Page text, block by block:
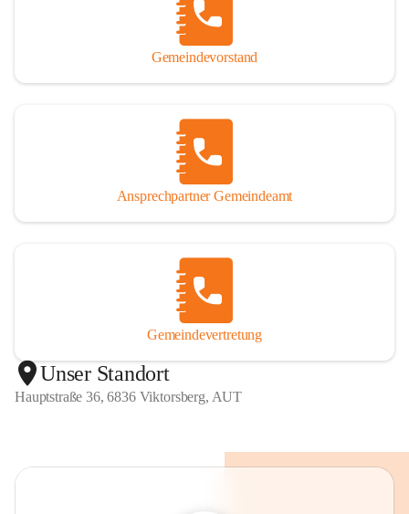
Gemeindevorstand
Ansprechpartner Gemeindeamt
Gemeindevertretung
Unser Standort
Hauptstraße 36, 6836 Viktorsberg, AUT